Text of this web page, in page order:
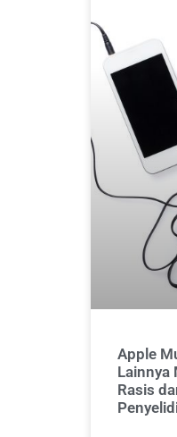
Apple
Lainnya
Rasis